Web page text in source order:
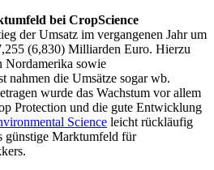
bei CropScience
der Umsatz im vergangenen Jahr um
(6,830) Milliarden Euro. Hierzu
Nordamerika sowie
nahmen die Umsätze sogar wb.
wurde das Wachstum vor allem
Protection und die gute Entwicklung
Science leicht rückläufig
günstige Marktumfeld für